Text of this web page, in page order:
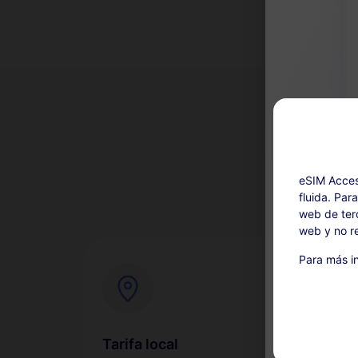
Tarifa local
Este
para un
Durante
eSIM
fluida.
web de
web y no
Para más